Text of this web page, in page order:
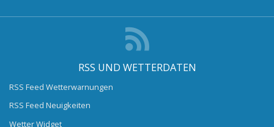
RSS UND WETTERDATEN
RSS Feed Wetterwarnungen
RSS Feed Neuigkeiten
Wetter Widget